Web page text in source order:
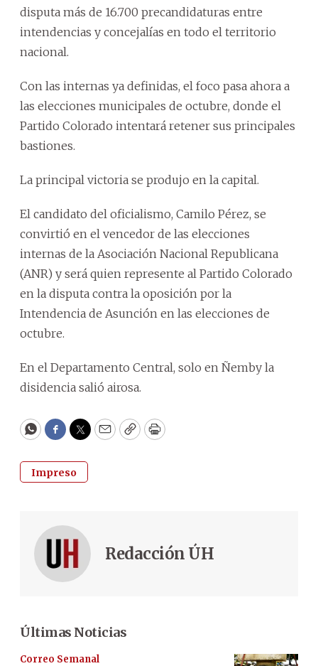
disputa más de 16.700 precandidaturas entre
intendencias y concejalías en todo el territorio
nacional.
Con las internas ya definidas, el foco pasa ahora a
las elecciones municipales de octubre, donde el
Partido Colorado intentará retener sus principales
bastiones.
La principal victoria se produjo en la capital.
El candidato del oficialismo, Camilo Pérez, se
convirtió en el vencedor de las elecciones
internas de la Asociación Nacional Republicana
(ANR) y será quien represente al Partido Colorado
en la disputa contra la oposición por la
Intendencia de Asunción en las elecciones de
octubre.
En el Departamento Central, solo en Ñemby la
disidencia salió airosa.
WhatsApp
Facebook
Twitter
EmailCopyPrint
Impreso
Redacción ÚH
Últimas Noticias
Correo Semanal